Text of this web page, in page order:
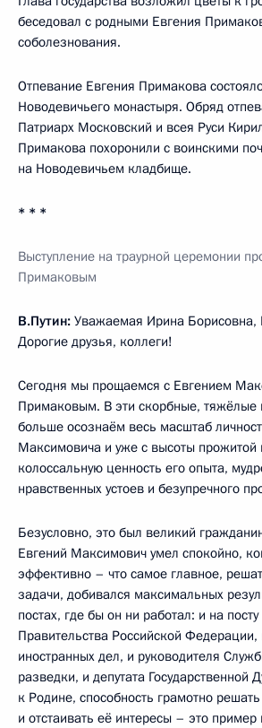
беседовал с родными Евгения
соболезнования.
Отпевание Евгения Примакова
Новодевичьего монастыря. Обряд
Патриарх Московский и всея Руси
Примакова похоронили с воинскими
на Новодевичьем кладбище.
* * *
Выступление на траурной церемонии
Примаковым
В.Путин: Уважаемая Ирина Борисовна,
Дорогие друзья, коллеги!
Сегодня мы прощаемся с Евгением
Примаковым. В эти скорбные,
больше осознаём весь масштаб
Максимовича и уже с высоты
колоссальную ценность его опыта,
нравственных устоев и безупречного
Безусловно, это был великий
Евгений Максимович умел спокойно,
эффективно – что самое главное,
задачи, добивался максимальных
постах, где бы он ни работал: и на
Правительства Российской
иностранных дел, и руководителя
разведки, и депутата Государственной
к Родине, способность грамотно
и отстаивать её интересы – это пример